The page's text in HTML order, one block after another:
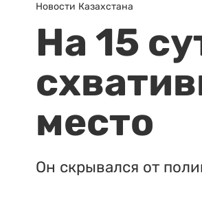
Новости Казахстана
На 15
место
Он скрывался от